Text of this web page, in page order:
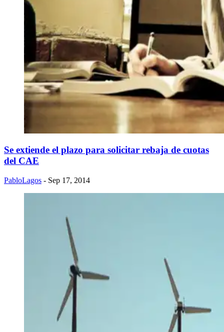
Se extiende el plazo para solicitar rebaja de cuotas
del CAE
PabloLagos - Sep 17, 2014